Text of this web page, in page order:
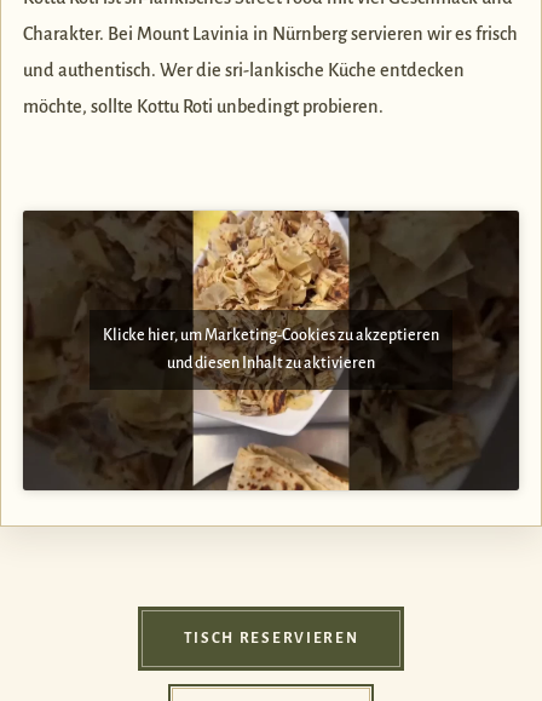
Charakter. Bei Mount Lavinia in Nürnberg servieren wir es frisch
und authentisch. Wer die sri-lankische Küche entdecken
möchte, sollte Kottu Roti unbedingt probieren.
Klicke hier, um Marketing-Cookies zu akzeptieren
und diesen Inhalt zu aktivieren
TISCH RESERVIEREN